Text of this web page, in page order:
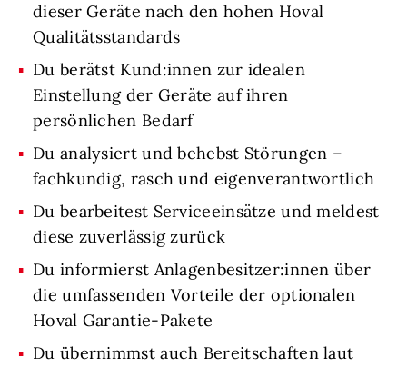
dieser Geräte nach den hohen Hoval
Qualitätsstandards
Du berätst Kund:innen zur idealen
Einstellung der Geräte auf ihren
persönlichen Bedarf
Du analysiert und behebst Störungen –
fachkundig, rasch und eigenverantwortlich
Du bearbeitest Serviceeinsätze und meldest
diese zuverlässig zurück
Du informierst Anlagenbesitzer:innen über
die umfassenden Vorteile der optionalen
Hoval Garantie-Pakete
Du übernimmst auch Bereitschaften laut